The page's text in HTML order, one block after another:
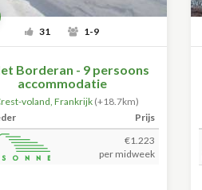
31 1-9
Borderan - 9 persoons
accommodatie
voland, Frankrijk (+18.7km)
Prijs
€1.223
per midweek